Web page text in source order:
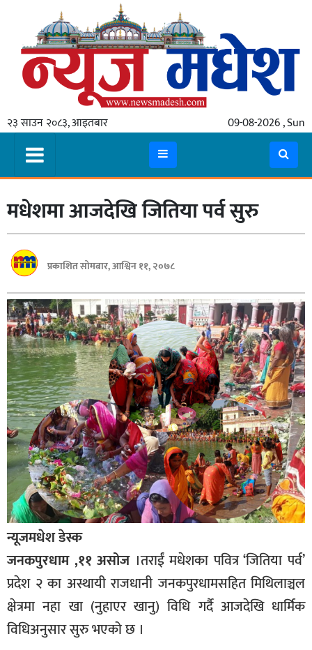
२३ साउन २०८३, आइतबार 09-08-2026 , Sun
गृहपृष्ठ
स्थानीय
प्रदेश
मधेश
प्रदेश
लुम्बिनी
गण्डकी
बागमती
कर्णाली
सुदूरपश्चिम
मधेश
विशेष
राजनीति
प्रमुख
समाचार
राष्ट्रिय
अन्तराष्ट्रिय
अन्तरबार्ता
अर्थ
खेलकुद
मधेशमा आजदेखि जितिया पर्व सुरु
प्रकाशित सोमबार, आश्विन ११, २०७८
न्यूजमधेश डेस्क
जनकपुरधाम ,११ असोज।तराईं मधेशका पवित्र ‘जितिया पर्व’
प्रदेश २ का अस्थायी राजधानी जनकपुरधामसहित मिथिलाञ्चल
क्षेत्रमा नहा खा (नुहाएर खानु) विधि गर्दै आजदेखि धार्मिक
विधिअनुसार सुरु भएको छ ।